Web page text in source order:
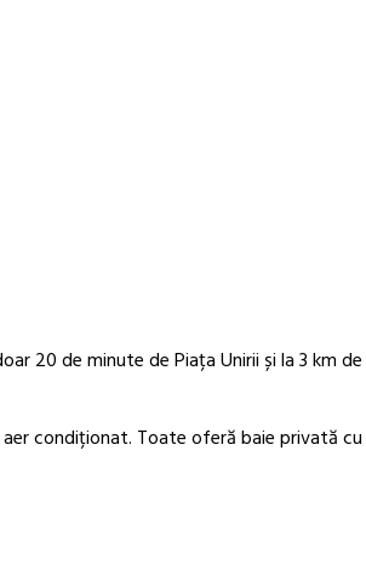
20 de minute de Piața Unirii și la 3 km
condiționat. Toate oferă baie privată cu